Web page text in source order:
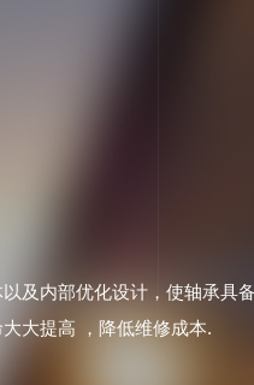
及内部优化设计，使轴承具
大提高 ，降低维修成本.